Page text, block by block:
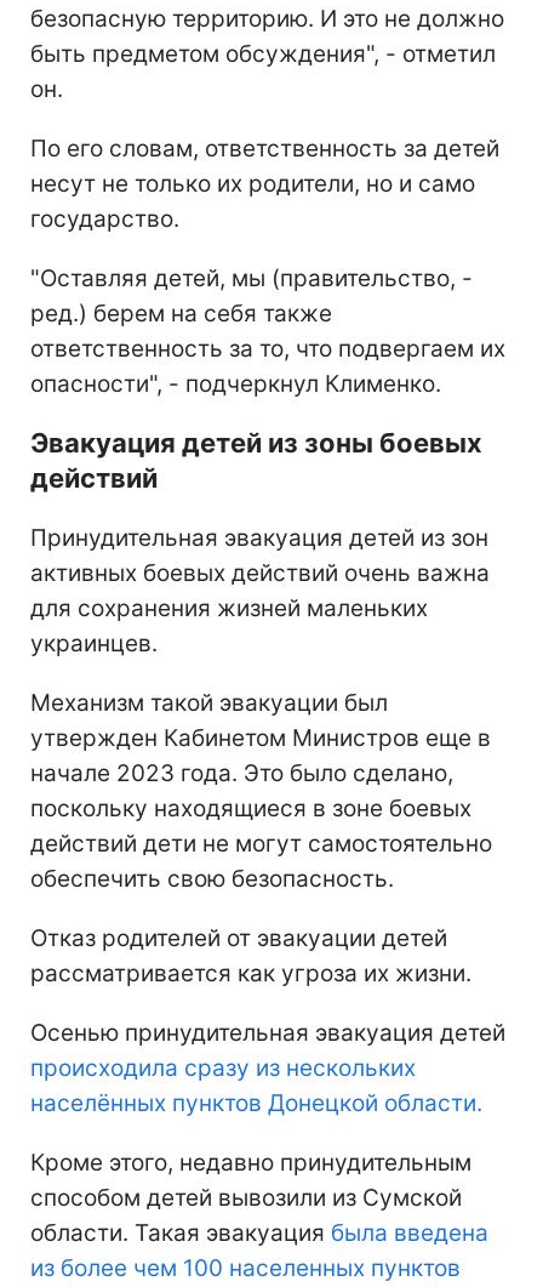
безопасную территорию. И это не должно
быть предметом обсуждения", - отметил
он.
По его словам, ответственность за детей
несут не только их родители, но и само
государство.
"Оставляя детей, мы (правительство, -
ред.) берем на себя также
ответственность за то, что подвергаем их
опасности", - подчеркнул Клименко.
Эвакуация детей из зоны боевых
действий
Принудительная эвакуация детей из зон
активных боевых действий очень важна
для сохранения жизней маленьких
украинцев.
Механизм такой эвакуации был
утвержден Кабинетом Министров еще в
начале 2023 года. Это было сделано,
поскольку находящиеся в зоне боевых
действий дети не могут самостоятельно
обеспечить свою безопасность.
Отказ родителей от эвакуации детей
рассматривается как угроза их жизни.
Осенью принудительная эвакуация детей
происходила сразу из нескольких
населённых пунктов Донецкой области.
Кроме этого, недавно принудительным
способом детей вывозили из Сумской
области. Такая эвакуация была введена
из более чем 100 населенных пунктов